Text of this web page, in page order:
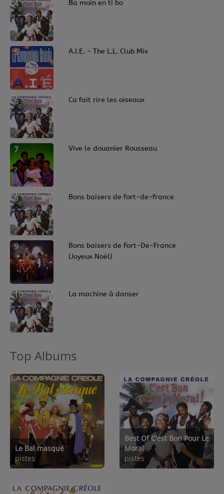
4 Ba moin en ti bo
5 A.I.E. - The L.L. Club Mix
6 Ca fait rire les oiseaux
7 Vive le douanier Rousseau
8 Bons baisers de fort-de-france
9
Bons baisers de Fort-De-France
(Joyeux Noël)
10 La machine à danser
Top Albums
Le Bal masqué
pistes
Best Of C'est Bon Pour Le
Moral
pistes